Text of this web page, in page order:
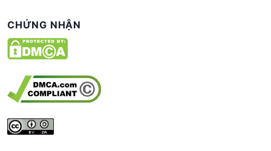
CHỨNG NHẬN